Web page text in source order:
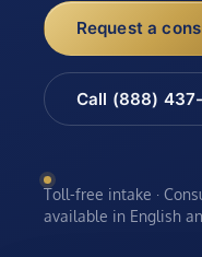
Request a
Call (888)
Toll-free intake ·
available in English